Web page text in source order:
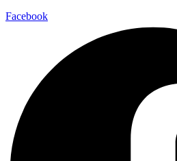
Facebook